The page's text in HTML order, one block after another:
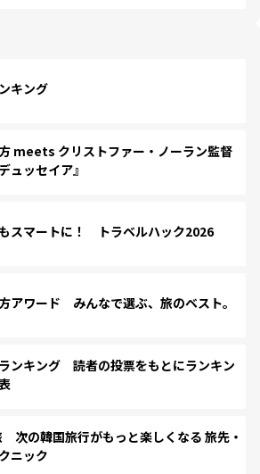
キング
meets クリストファー・ノーラン監督
ュッセイア』
スマートに！ トラベルハック2026
アワード みんなで選ぶ、旅のベスト。
ンキング 読者の投票をもとにランキン
次の韓国旅行がもっと楽しくなる 旅先・
ニック